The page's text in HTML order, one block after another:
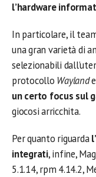
l’hardware
In particolare, il
una gran varietà di
selezionabili
protocollo Wayland
un certo focus sul
giocosi arricchita.
Per quanto riguarda
integrati, infine,
5.1.14, rpm 4.14.2,